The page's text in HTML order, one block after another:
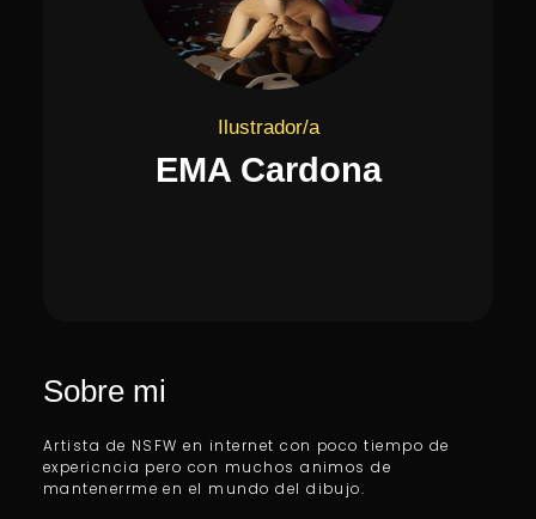
Ilustrador/a
EMA Cardona
Sobre mi
Artista de NSFW en internet con poco tiempo de
expericncia pero con muchos animos de
mantenerrme en el mundo del dibujo.